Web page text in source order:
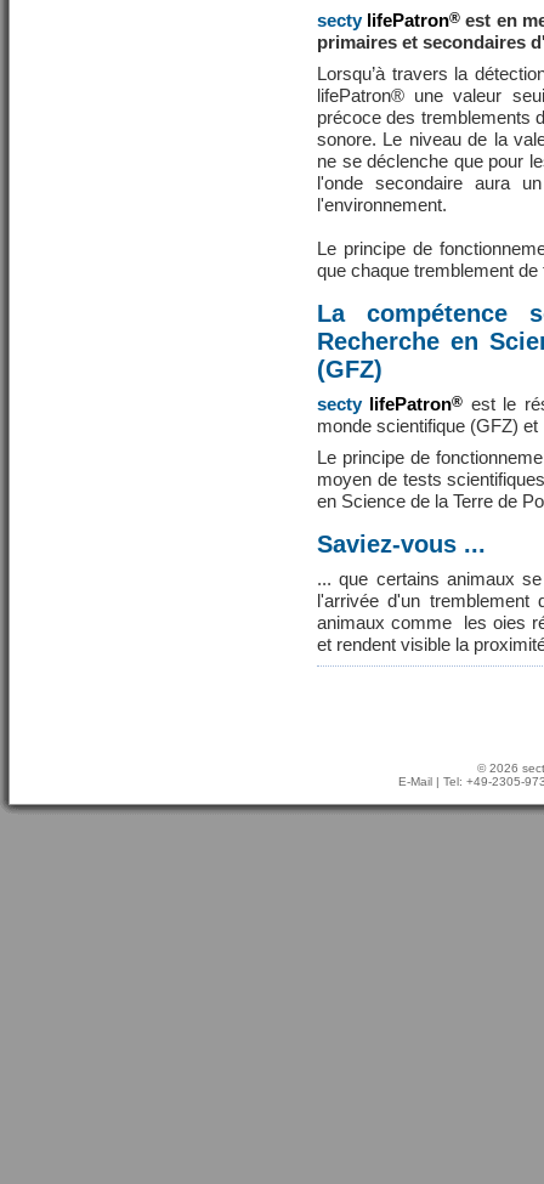
secty lifePatron® est en
primaires et secondaires
Lorsqu’à travers la
lifePatron® une valeur
précoce des tremblements
sonore. Le niveau de la
ne se déclenche que pour
l'onde secondaire aura
l'environnement.
Le principe de
que chaque tremblement de
La compétence
Recherche en
(GFZ)
secty lifePatron® est le
monde scientifique (GFZ)
Le principe de
moyen de tests
en Science de la Terre de
Saviez-vous ...
... que certains animaux
l'arrivée d'un
animaux comme les oies
et rendent visible la
© 2026
E-Mail | Tel: +49-2305-